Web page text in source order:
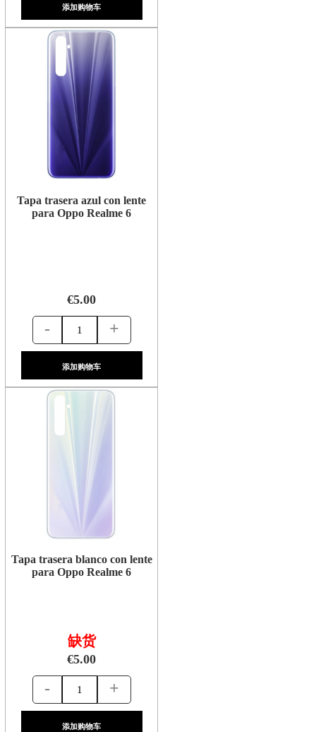
添加购物车
Tapa trasera azul con lente
para Oppo Realme 6
€5.00
- +
添加购物车
Tapa trasera blanco con lente
para Oppo Realme 6
缺货
€5.00
- +
添加购物车